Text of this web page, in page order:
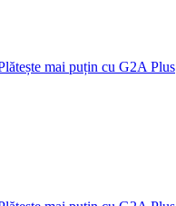
mai puțin cu G2A Plus